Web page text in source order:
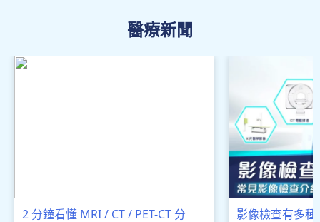
醫療新聞
2 分鐘看懂 MRI / CT / PET-CT 分
影像檢查有多